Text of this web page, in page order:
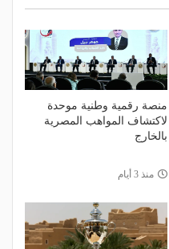
منصة رقمية وطنية موحدة
لاكتشاف المواهب المصرية
بالخارج
منذ 3 أيام